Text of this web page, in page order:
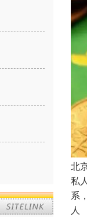
北
私
系
人